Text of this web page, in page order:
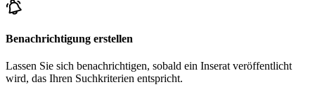
Benachrichtigung erstellen
Lassen Sie sich benachrichtigen, sobald ein Inserat veröffentlicht
wird, das Ihren Suchkriterien entspricht.